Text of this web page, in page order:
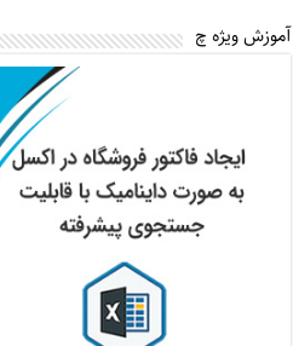
آموزش ویژه چ